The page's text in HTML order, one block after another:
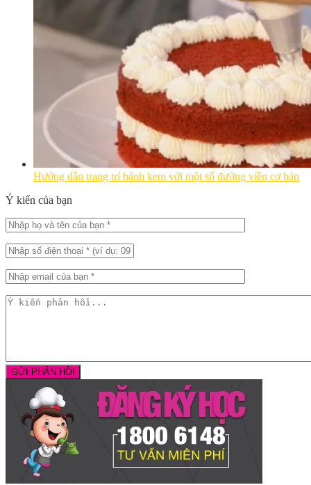
Hướng dẫn trang trí bánh kem với một số đường viền cơ bản
Ý kiến của bạn